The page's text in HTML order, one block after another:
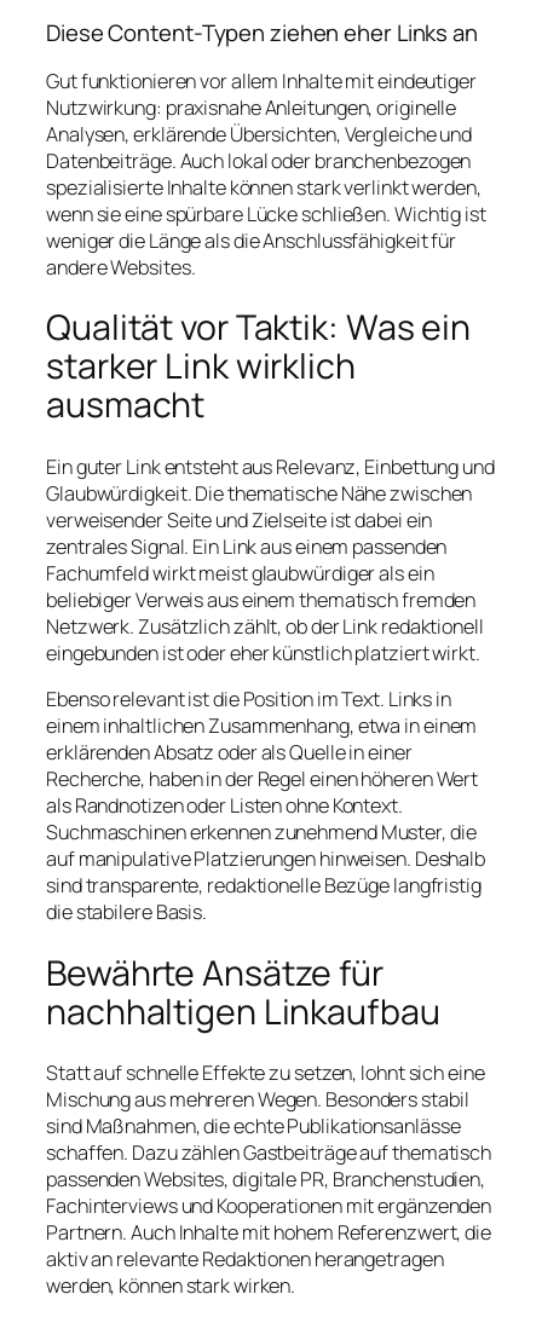
Diese Content-Typen ziehen eher Links an
Gut funktionieren vor allem Inhalte mit eindeutiger
Nutzwirkung: praxisnahe Anleitungen, originelle
Analysen, erklärende Übersichten, Vergleiche und
Datenbeiträge. Auch lokal oder branchenbezogen
spezialisierte Inhalte können stark verlinkt werden,
wenn sie eine spürbare Lücke schließen. Wichtig ist
weniger die Länge als die Anschlussfähigkeit für
andere Websites.
Qualität vor Taktik: Was ein
starker Link wirklich
ausmacht
Ein guter Link entsteht aus Relevanz, Einbettung und
Glaubwürdigkeit. Die thematische Nähe zwischen
verweisender Seite und Zielseite ist dabei ein
zentrales Signal. Ein Link aus einem passenden
Fachumfeld wirkt meist glaubwürdiger als ein
beliebiger Verweis aus einem thematisch fremden
Netzwerk. Zusätzlich zählt, ob der Link redaktionell
eingebunden ist oder eher künstlich platziert wirkt.
Ebenso relevant ist die Position im Text. Links in
einem inhaltlichen Zusammenhang, etwa in einem
erklärenden Absatz oder als Quelle in einer
Recherche, haben in der Regel einen höheren Wert
als Randnotizen oder Listen ohne Kontext.
Suchmaschinen erkennen zunehmend Muster, die
auf manipulative Platzierungen hinweisen. Deshalb
sind transparente, redaktionelle Bezüge langfristig
die stabilere Basis.
Bewährte Ansätze für
nachhaltigen Linkaufbau
Statt auf schnelle Effekte zu setzen, lohnt sich eine
Mischung aus mehreren Wegen. Besonders stabil
sind Maßnahmen, die echte Publikationsanlässe
schaffen. Dazu zählen Gastbeiträge auf thematisch
passenden Websites, digitale PR, Branchenstudien,
Fachinterviews und Kooperationen mit ergänzenden
Partnern. Auch Inhalte mit hohem Referenzwert, die
aktiv an relevante Redaktionen herangetragen
werden, können stark wirken.